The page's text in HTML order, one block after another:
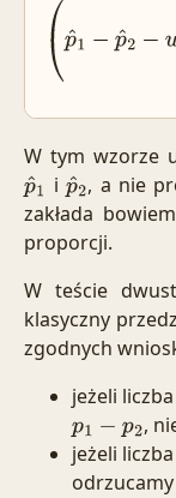
p
W tym wzorze
p^ 1ip^2, a nie
zakłada
proporcji.
W teście
klasyczny
zgodnych
jeżeli liczba
p1 −p 2 ,
jeżeli liczba